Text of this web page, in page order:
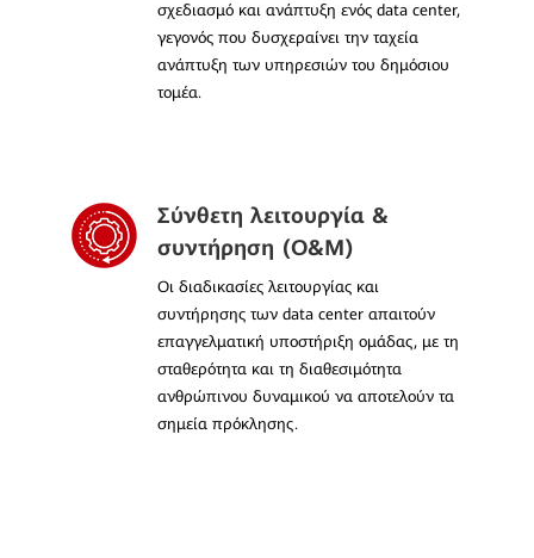
σχεδιασμό και ανάπτυξη ενός data center,
γεγονός που δυσχεραίνει την ταχεία
ανάπτυξη των υπηρεσιών του δημόσιου
τομέα.
Σύνθετη λειτουργία &
συντήρηση (Ο&Μ)
Οι διαδικασίες λειτουργίας και
συντήρησης των data center απαιτούν
επαγγελματική υποστήριξη ομάδας, με τη
σταθερότητα και τη διαθεσιμότητα
ανθρώπινου δυναμικού να αποτελούν τα
σημεία πρόκλησης.